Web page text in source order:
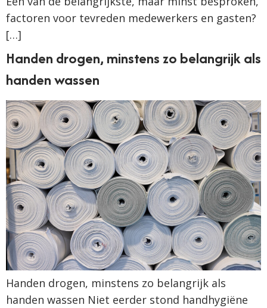
factoren voor tevreden medewerkers en gasten?
[…]
Handen drogen, minstens zo belangrijk als
handen wassen
Handen drogen, minstens zo belangrijk als
handen wassen Niet eerder stond handhygiëne